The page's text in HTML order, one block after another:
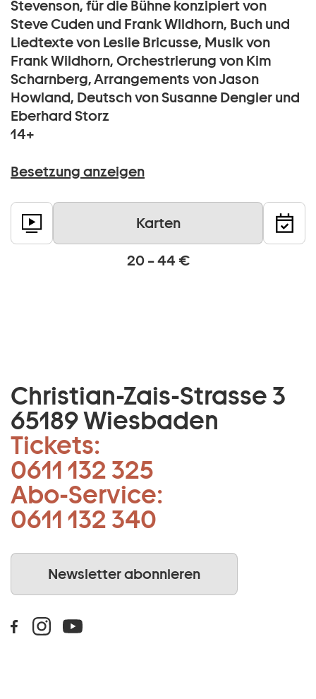
Stevenson, für die Bühne konzipiert von
Steve Cuden und Frank Wildhorn, Buch und
Liedtexte von Leslie Bricusse, Musik von
Frank Wildhorn, Orchestrierung von Kim
Scharnberg, Arrangements von Jason
Howland, Deutsch von Susanne Dengler und
Eberhard Storz
14+
Besetzung anzeigen
Karten
20 – 44 €
Christian-Zais-Strasse 3
65189 Wiesbaden
Tickets:
0611 132 325
Abo-Service:
0611 132 340
Newsletter abonnieren